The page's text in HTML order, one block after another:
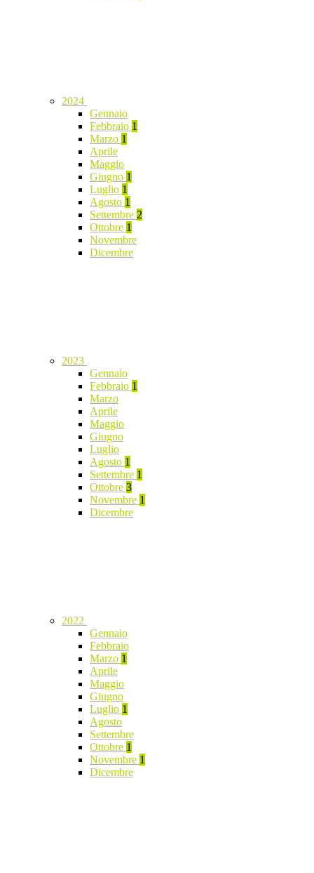
2024
Gennaio
Febbraio 1
Marzo 1
Aprile
Maggio
Giugno 1
Luglio 1
Agosto 1
Settembre 2
Ottobre 1
Novembre
Dicembre
2023
Gennaio
Febbraio 1
Marzo
Aprile
Maggio
Giugno
Luglio
Agosto 1
Settembre 1
Ottobre 3
Novembre 1
Dicembre
2022
Gennaio
Febbraio
Marzo 1
Aprile
Maggio
Giugno
Luglio 1
Agosto
Settembre
Ottobre 1
Novembre 1
Dicembre